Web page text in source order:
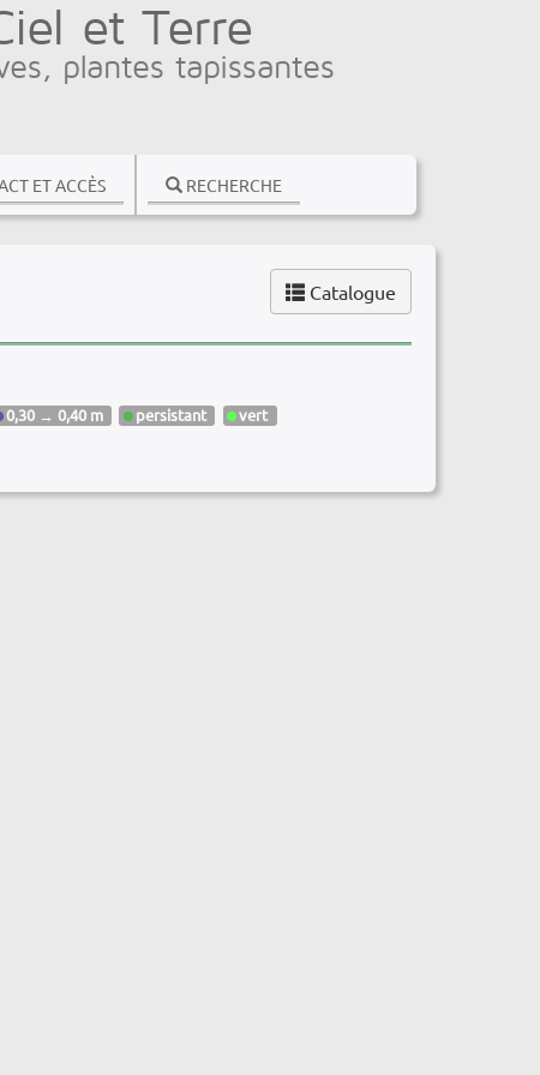
et Terre
plantes tapissantes
ET ACCÈS RECHERCHE
Catalogue
0,30 → 0,40 m persistant vert